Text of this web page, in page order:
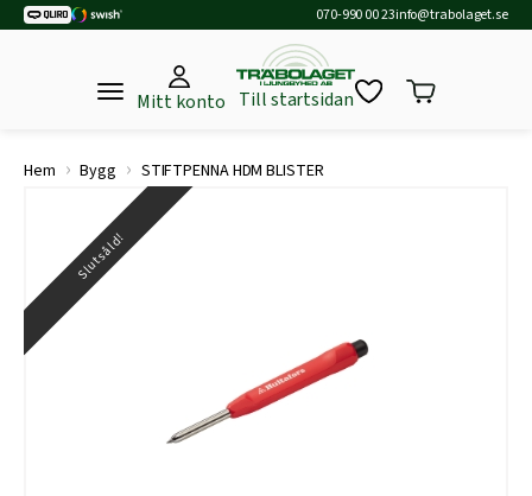
070-990 00 23info@trabolaget.se
Mitt konto Till startsidan
Hem › Bygg › STIFTPENNA HDM BLISTER
Slutsåld!